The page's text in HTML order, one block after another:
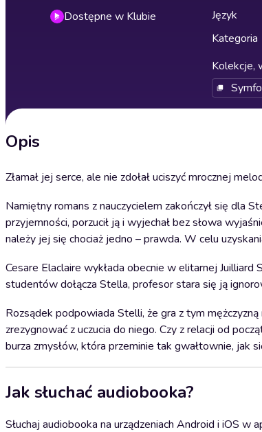
Dostępne w Klubie
Język
Kategoria
Kolekcje,
Opis
Złamał jej serce, ale nie zdołał uciszyć mrocznej
Namiętny romans z nauczycielem zakończył się dla
przyjemności, porzucił ją i wyjechał bez słowa
należy jej się chociaż jedno – prawda. W celu
Cesare Elaclaire wykłada obecnie w elitarnej
studentów dołącza Stella, profesor stara się ją
Rozsądek podpowiada Stelli, że gra z tym
zrezygnować z uczucia do niego. Czy z relacji od
burza zmysłów, która przeminie tak gwałtownie, jak
Jak słuchać audiobooka?
Słuchaj audiobooka na urządzeniach Android i iOS w